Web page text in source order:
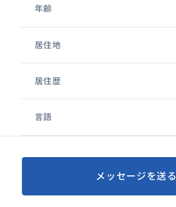
年齢
居住地
居住歴
言語
メッセージを送る